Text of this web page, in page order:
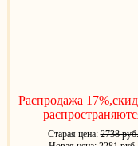
Распродажа
Старая цена:2738 руб.